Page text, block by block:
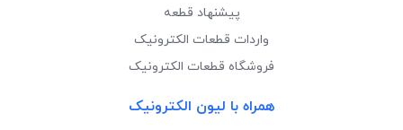
پیشنهاد قطعه
واردات قطعات الکترونیک
فروشگاه قطعات الکترونیک
همراه با لیون الکترونیک